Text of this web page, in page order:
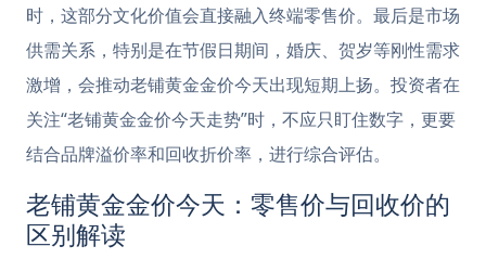
时，这部分文化价值会直接融入终端零售价。最后是市场
供需关系，特别是在节假日期间，婚庆、贺岁等刚性需求
激增，会推动老铺黄金金价今天出现短期上扬。投资者在
关注“老铺黄金金价今天走势”时，不应只盯住数字，更要
结合品牌溢价率和回收折价率，进行综合评估。
老铺黄金金价今天：零售价与回收价的
区别解读